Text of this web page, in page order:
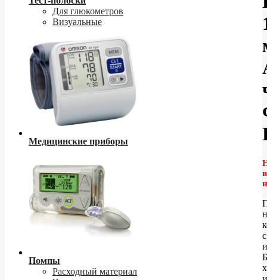
Для глюкометров
Визуальные
Медицинские приборы
Помпы
Расходный материал
в
с